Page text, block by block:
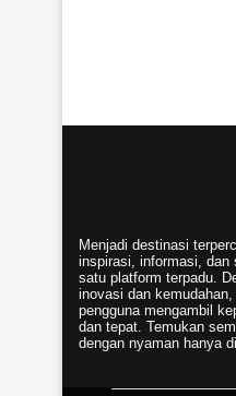
Menjadi destinasi
inspirasi, informasi, dan
satu platform terpadu.
inovasi dan
pengguna mengambil
dan tepat. Temukan
dengan nyaman hanya